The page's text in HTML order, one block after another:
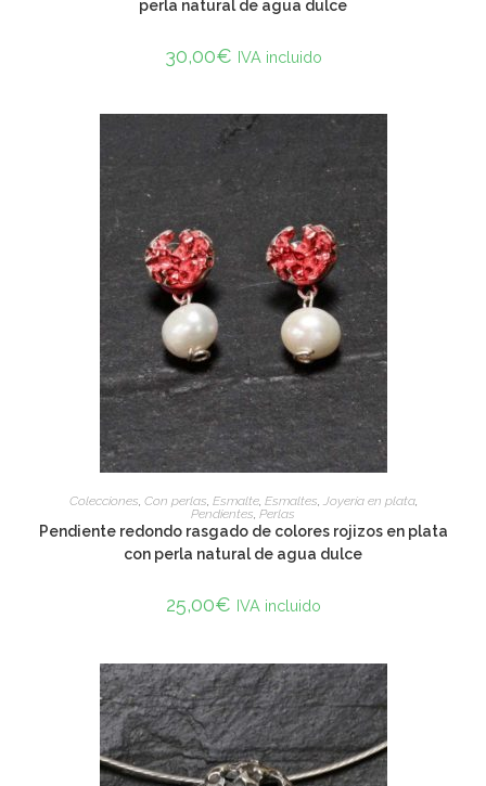
perla natural de agua dulce
30,00€ IVA incluido
ADD TO CART
Colecciones, Con perlas, Esmalte, Esmaltes, Joyería en plata,
Pendientes, Perlas
Pendiente redondo rasgado de colores rojizos en plata
con perla natural de agua dulce
25,00€ IVA incluido